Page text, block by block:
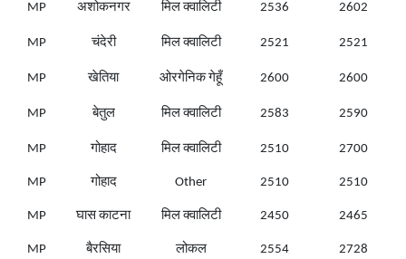
MP अशोकनगर मिल क्वालिटी 2536 2602
MP चंदेरी मिल क्वालिटी 2521 2521
MP खेतिया ओरगेनिक गेहूँ 2600 2600
MP बेतुल मिल क्वालिटी 2583 2590
MP गोहाद मिल क्वालिटी 2510 2700
MP गोहाद Other 2510 2510
MP घास काटना मिल क्वालिटी 2450 2465
MP बैरसिया लोकल 2554 2728